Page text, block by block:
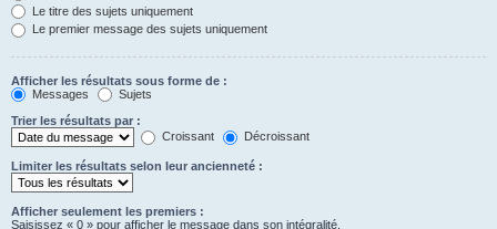
Le titre des sujets uniquement
Le premier message des sujets uniquement
Afficher les résultats sous forme de :
Messages
Sujets
Trier les résultats par :
Croissant
Décroissant
Limiter les résultats selon leur ancienneté :
Afficher seulement les premiers :
Saisissez « 0 » pour afficher le message dans son intégralité.